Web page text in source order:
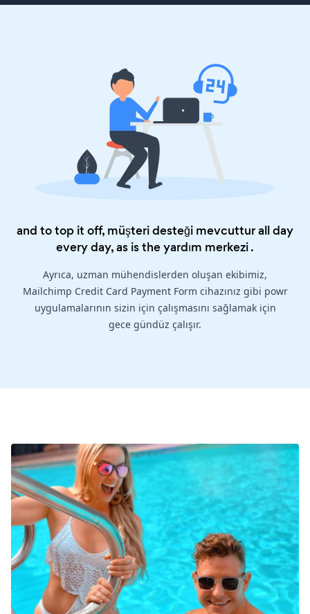
and to top it off, müşteri desteği mevcuttur all day
every day, as is theyardım merkezi.
Ayrıca, uzman mühendislerden oluşan ekibimiz,
Mailchimp Credit Card Payment Form cihazınız gibi powr
uygulamalarının sizin için çalışmasını sağlamak için
gece gündüz çalışır.